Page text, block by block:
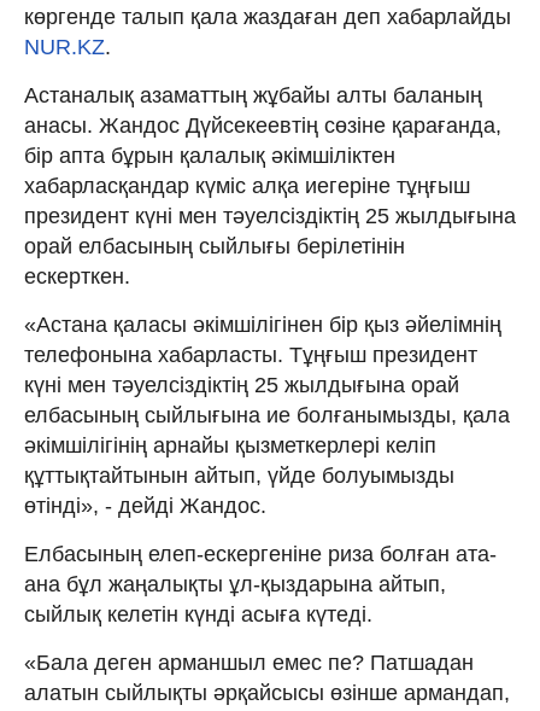
көргенде талып қала жаздаған деп хабарлайды
NUR.KZ.
Астаналық азаматтың жұбайы алты баланың
анасы. Жандос Дүйсекеевтің сөзіне қарағанда,
бір апта бұрын қалалық әкімшіліктен
хабарласқандар күміс алқа иегеріне тұңғыш
президент күні мен тәуелсіздіктің 25 жылдығына
орай елбасының сыйлығы берілетінін
ескерткен.
«Астана қаласы әкімшілігінен бір қыз әйелімнің
телефонына хабарласты. Тұңғыш президент
күні мен тәуелсіздіктің 25 жылдығына орай
елбасының сыйлығына ие болғанымызды, қала
әкімшілігінің арнайы қызметкерлері келіп
құттықтайтынын айтып, үйде болуымызды
өтінді», - дейді Жандос.
Елбасының елеп-ескергеніне риза болған ата-
ана бұл жаңалықты ұл-қыздарына айтып,
сыйлық келетін күнді асыға күтеді.
«Бала деген арманшыл емес пе? Патшадан
алатын сыйлықты әрқайсысы өзінше армандап,